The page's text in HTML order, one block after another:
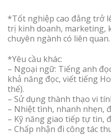
*Tốt nghiệp cao đẳng trở
trị kinh doanh, marketing,
chuyên ngành có liên quan.
*Yêu cầu khác:
– Ngoại ngữ: Tiếng anh
khả năng đọc, viết tiếng
thế).
– Sử dụng thành thạo vi
– Nhiệt tình, nhanh nhẹn,
– Kỹ năng giao tiếp tự tin,
– Chấp nhận đi công tác